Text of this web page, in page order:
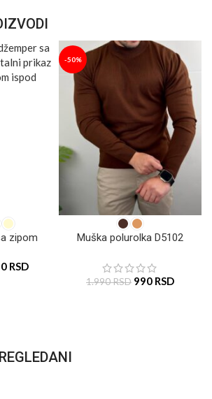
zipom
RSD
-50%
Muška polurolka D5102
1.990RSD 990 RSD